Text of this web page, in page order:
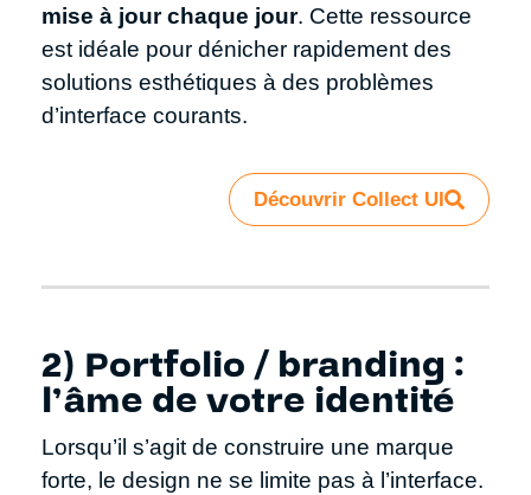
mise à jour chaque jour. Cette ressource
est idéale pour dénicher rapidement des
solutions esthétiques à des problèmes
d’interface courants.
Découvrir Collect UI
2) Portfolio / branding :
l’âme de votre identité
Lorsqu’il s’agit de construire une marque
forte, le design ne se limite pas à l’interface.